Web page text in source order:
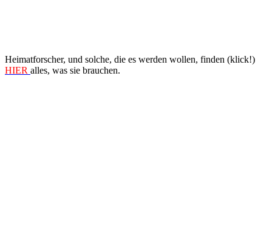
Heimatforscher, und solche, die es werden wollen, finden (klick!)
HIER alles, was sie brauchen.